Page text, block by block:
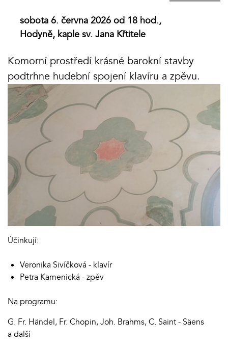
sobota 6. června 2026 od 18 hod.,
Hodyně, kaple sv. Jana Křtitele
Komorní prostředí krásné barokní stavby
podtrhne hudební spojení klavíru a zpěvu.
Účinkují:
Veronika Sivíčková - klavír
Petra Kamenická - zpěv
Na programu:
G. Fr. Händel, Fr. Chopin, Joh. Brahms, C. Saint - Säens
a další